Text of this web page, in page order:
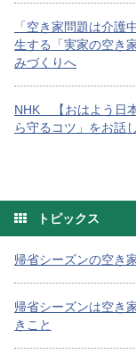
「空き家問題は介護
生する「実家の空き
みづくりへ
NHK 【おはよう日
ら守るコツ」をお話
トピックス
帰省シーズンの空き
帰省シーズンは空き
きこと